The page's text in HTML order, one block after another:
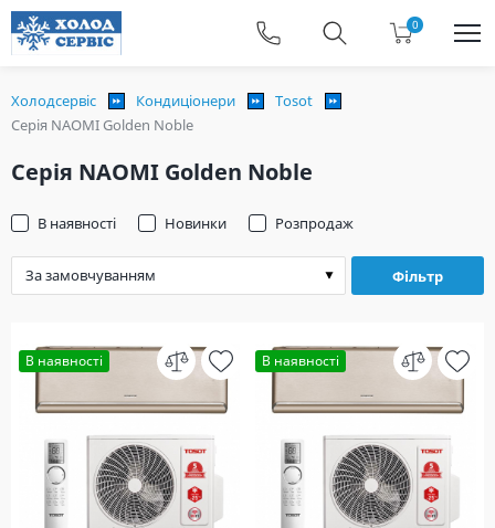
0
Холодсервіс Кондиціонери
Tosot
Серія NAOMI Golden Noble
Серія NAOMI Golden Noble
Фільтр
В наявності Новинки Розпродаж
В наявності В наявності